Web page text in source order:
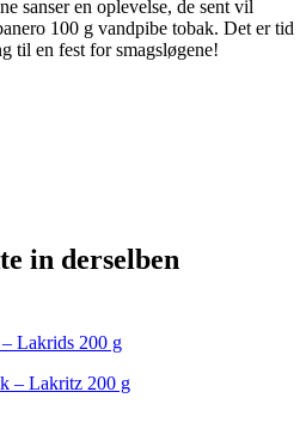
sanser en oplevelse, de sent vil
100 g vandpibe tobak. Det er tid
til en fest for smagsløgene!
in derselben
– Lakritz 200 g